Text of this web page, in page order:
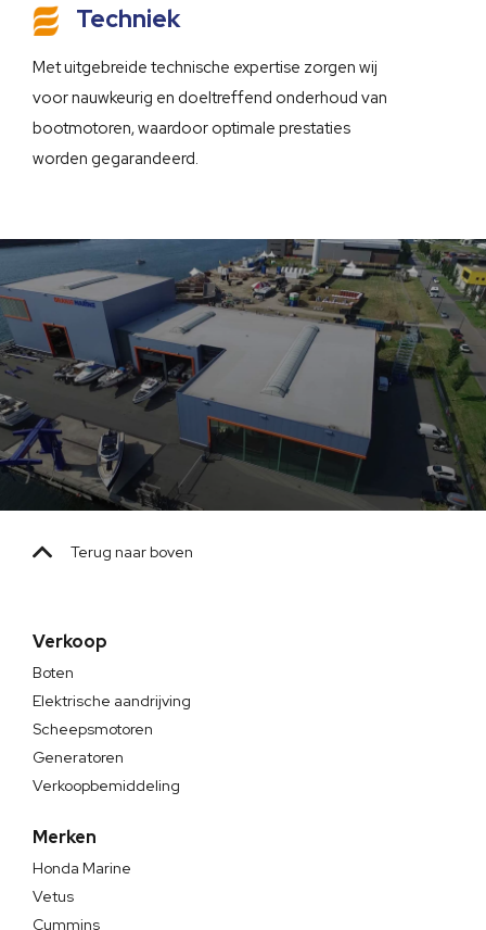
Techniek
Met uitgebreide technische expertise zorgen wij
voor nauwkeurig en doeltreffend onderhoud van
bootmotoren, waardoor optimale prestaties
worden gegarandeerd.
Terug naar boven
Verkoop
Boten
Elektrische aandrijving
Scheepsmotoren
Generatoren
Verkoopbemiddeling
Merken
Honda Marine
Vetus
Cummins